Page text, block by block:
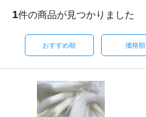
1件の商品が見つかりました
おすすめ順 価格順